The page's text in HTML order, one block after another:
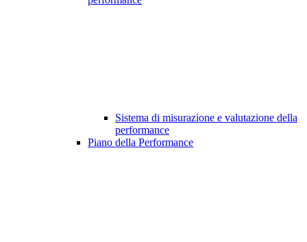
Sistema di misurazione e valutazione della
performance
Piano della Performance